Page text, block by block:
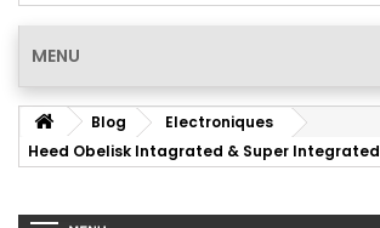
MENU
Blog
Electroniques
Heed Obelisk Intagrated & Super Integrated